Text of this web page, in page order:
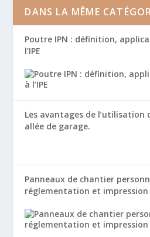
DANS LA MÊME
Poutre IPN : définition,
l’IPE
Les avantages de l’utilisation
allée de garage.
Panneaux de chantier
réglementation et impression